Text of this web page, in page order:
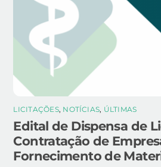
LICITAÇÕES, NOTÍCIAS, ÚLTIMAS
Edital de Dispensa de
Contratação de
Fornecimento de